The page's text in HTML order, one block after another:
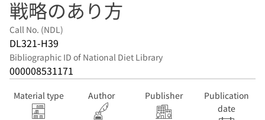
戦略のあり方
Call No. (NDL)
DL321-H39
Bibliographic ID of National Diet Library
000008531171
Material type Author Publisher
Publication
date